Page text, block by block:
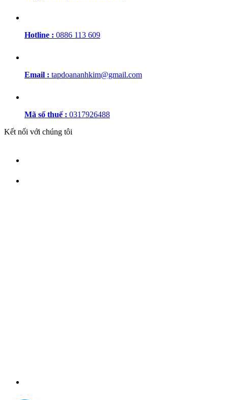
Hotline : 0886 113 609
Email : tapdoananhkim@gmail.com
Mã số thuế : 0317926488
Kết nối với chúng tôi